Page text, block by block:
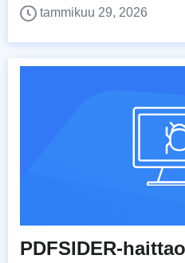
tammikuu 29, 2026
PDFSIDER-